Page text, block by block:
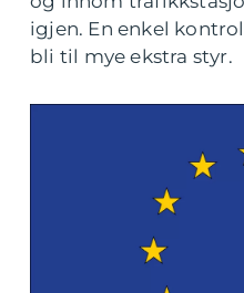
igjen. En enkel
bli til mye ekstra styr.